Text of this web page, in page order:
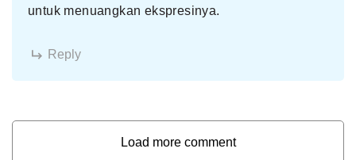
untuk menuangkan ekspresinya.
Reply
Load more comment